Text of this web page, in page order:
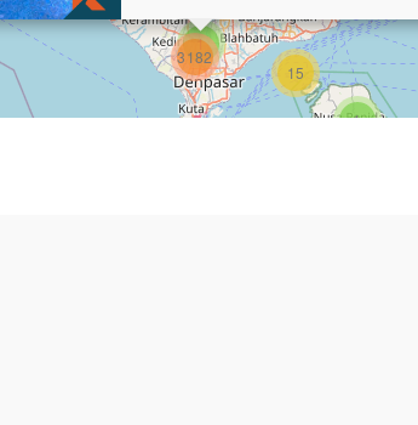
1
1
15
3182